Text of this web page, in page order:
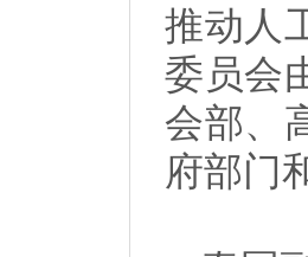
推动人
委员会
会部、
府部门